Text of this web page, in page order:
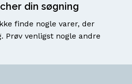
din søgning
finde nogle varer, der
Prøv venligst nogle andre